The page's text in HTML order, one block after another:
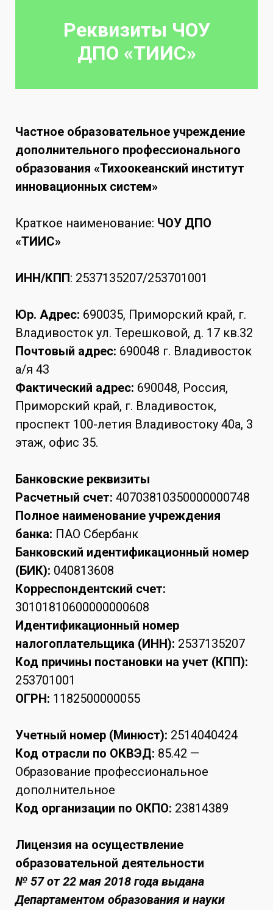
Реквизиты ЧОУ
ДПО «ТИИС»
Частное образовательное учреждение
дополнительного профессионального
образования «Тихоокеанский институт
инновационных систем»
Краткое наименование: ЧОУ ДПО
«ТИИС»
ИНН/КПП: 2537135207/253701001
Юр. Адрес: 690035, Приморский край, г.
Владивосток ул. Терешковой, д. 17 кв.32
Почтовый адрес: 690048 г. Владивосток
а/я 43
Фактический адрес: 690048, Россия,
Приморский край, г. Владивосток,
проспект 100-летия Владивостоку 40а, 3
этаж, офис 35.
Банковские реквизиты
Расчетный счет: 40703810350000000748
Полное наименование учреждения
банка: ПАО Сбербанк
Банковский идентификационный номер
(БИК): 040813608
Корреспондентский счет:
30101810600000000608
Идентификационный номер
налогоплательщика (ИНН): 2537135207
Код причины постановки на учет (КПП):
253701001
ОГРН: 1182500000055
Учетный номер (Минюст): 2514040424
Код отрасли по ОКВЭД: 85.42 —
Образование профессиональное
дополнительное
Код организации по ОКПО: 23814389
Лицензия на осуществление
образовательной деятельности
№ 57 от 22 мая 2018 года выдана
Департаментом образования и науки